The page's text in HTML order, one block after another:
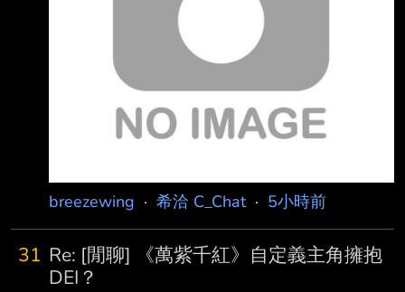
https://i.meee.com.tw/YEpdEhG.gif
https://i.meee.com.tw/GOCdBRN.gif
https://i.meee.com.tw/ZPjk4Xh.gif --
breezewing · 希洽 C_Chat· 5小時前
31 Re: [閒聊] 《萬紫千紅》自定義主角擁抱
DEI？